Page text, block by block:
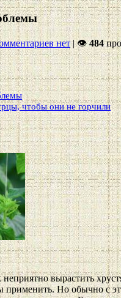
нет|👁484
чтобы они не горчили
вырастить
применить. Но обычно с